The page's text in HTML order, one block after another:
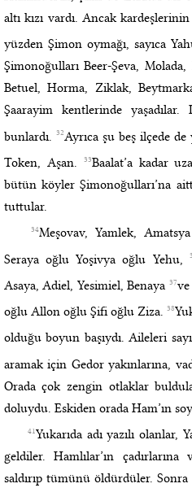
altı kızı vardı. Ancak
yüzden Şimon oymağı, sayıca
Şimonoğulları Beer-Şeva,
Betuel, Horma, Ziklak,
Şaarayim kentlerinde
bunlardı.
32Ayrıca şu beş ilçede
Token, Aşan.
33Baalat’a kadar
bütün köyler Şimonoğulları’na
tuttular.
34Meşovav, Yamlek,
Seraya oğlu Yoşivya oğlu Yehu,
Asaya, Adiel, Yesimiel, Benaya 37
oğlu Allon oğlu Şifi oğlu Ziza.38
olduğu boyun başıydı. Aileleri
aramak için Gedor yakınlarına,
Orada çok zengin otlaklar
doluydu. Eskiden orada Ham’ın
41Yukarıda adı yazılı olanlar,
geldiler. Hamlılar’ın
saldırıp tümünü öldürdüler.